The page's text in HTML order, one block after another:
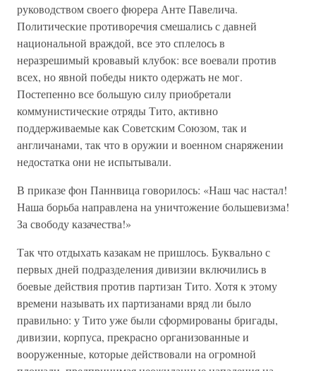
руководством своего фюрера Анте Павелича.
Политические противоречия смешались с давней
национальной враждой, все это сплелось в
неразрешимый кровавый клубок: все воевали против
всех, но явной победы никто одержать не мог.
Постепенно все большую силу приобретали
коммунистические отряды Тито, активно
поддерживаемые как Советским Союзом, так и
англичанами, так что в оружии и военном снаряжении
недостатка они не испытывали.
В приказе фон Паннвица говорилось: «Наш час настал!
Наша борьба направлена на уничтожение большевизма!
За свободу казачества!»
Так что отдыхать казакам не пришлось. Буквально с
первых дней подразделения дивизии включились в
боевые действия против партизан Тито. Хотя к этому
времени называть их партизанами вряд ли было
правильно: у Тито уже были сформированы бригады,
дивизии, корпуса, прекрасно организованные и
вооруженные, которые действовали на огромной